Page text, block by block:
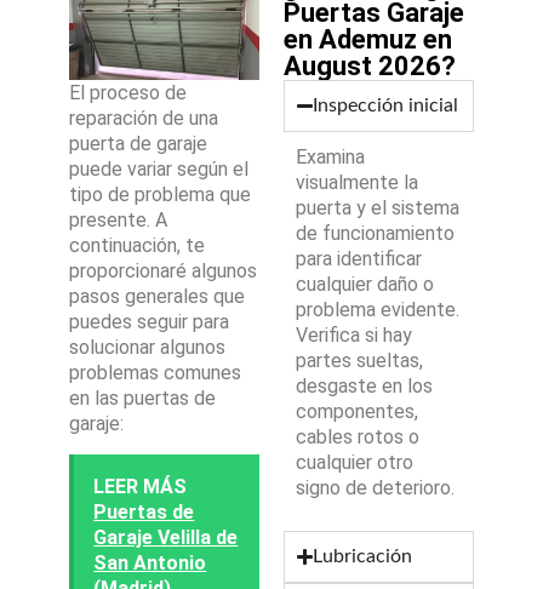
El proceso de
reparación de una
puerta de garaje
puede variar según el
tipo de problema que
presente. A
continuación, te
proporcionaré algunos
pasos generales que
puedes seguir para
solucionar algunos
problemas comunes
en las puertas de
garaje:
LEER MÁS
Puertas de
Garaje Velilla de
San Antonio
Puertas Garaje
en Ademuz en
August 2026?
Inspección inicial
Examina
visualmente la
puerta y el sistema
de funcionamiento
para identificar
cualquier daño o
problema evidente.
Verifica si hay
partes sueltas,
desgaste en los
componentes,
cables rotos o
cualquier otro
signo de deterioro.
Lubricación